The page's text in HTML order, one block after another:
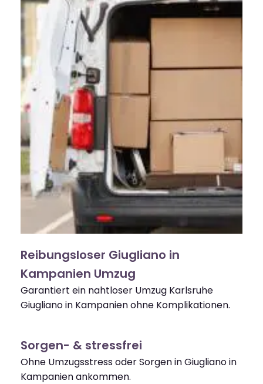
Reibungsloser Giugliano in
Kampanien Umzug
Garantiert ein nahtloser Umzug Karlsruhe
Giugliano in Kampanien ohne Komplikationen.
Sorgen- & stressfrei
Ohne Umzugsstress oder Sorgen in Giugliano in
Kampanien ankommen.